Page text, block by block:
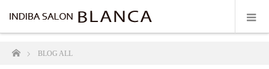
ホームBLOG ALL